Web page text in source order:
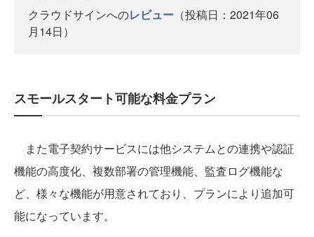
クラウドサインへのレビュー （投稿日：2021年06
月14日）
スモールスタート可能な料金プラン
また電子契約サービスには他システムとの連携や認証
機能の高度化、複数部署の管理機能、監査ログ機能な
ど、様々な機能が用意されており、プランにより追加可
能になっています。